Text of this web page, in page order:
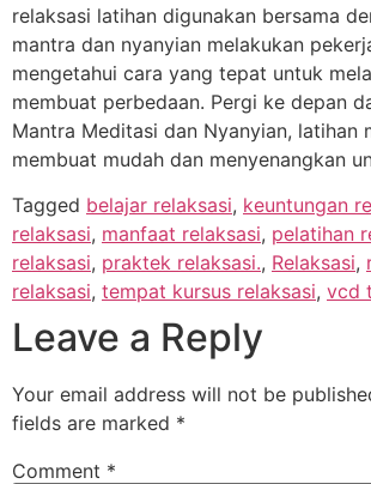
relaksasi latihan digunakan bersama
mantra dan nyanyian melakukan
mengetahui cara yang tepat untuk
membuat perbedaan. Pergi ke depan
Mantra Meditasi dan Nyanyian, latihan
membuat mudah dan menyenangkan
Tagged belajar relaksasi, keuntungan
relaksasi, manfaat relaksasi, pelatihan
relaksasi, praktek relaksasi., Relaksasi,
relaksasi, tempat kursus relaksasi, vcd
Leave a Reply
Your email address will not be
fields are marked *
Comment *